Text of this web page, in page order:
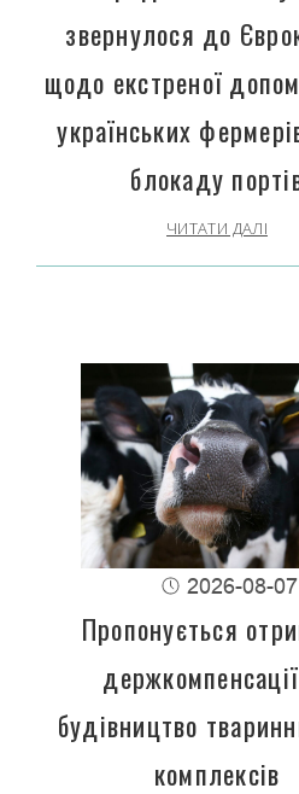
звернулося до
щодо екстреної
українських
блокаду
ЧИТАТИ ДАЛІ
2026-08-07
Пропонується
будівництво
комплексів